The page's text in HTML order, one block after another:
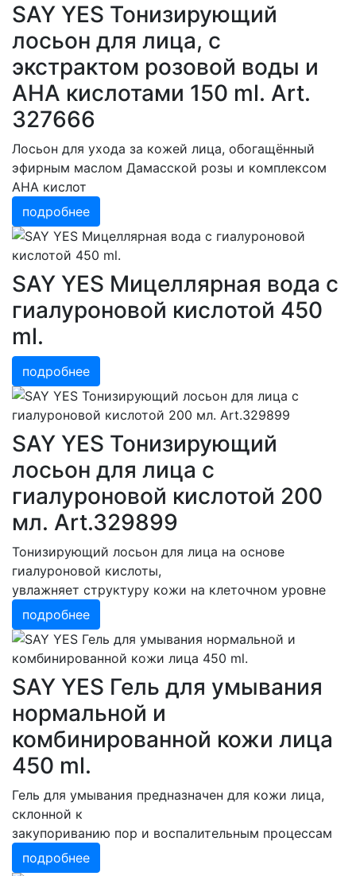
SAY YES Тонизирующий
лосьон для лица, c
экстрактом розовой воды и
АНА кислотами 150 ml. Art.
327666
Лосьон для ухода за кожей лица, обогащённый
эфирным маслом Дамасской розы и комплексом
AHA кислот
подробнее
SAY YES Мицеллярная вода с
гиалуроновой кислотой 450
ml.
подробнее
SAY YES Тонизирующий
лосьон для лица с
гиалуроновой кислотой 200
мл. Art.329899
Тонизирующий лосьон для лица на основе
гиалуроновой кислоты,
увлажняет структуру кожи на клеточном уровне
подробнее
SAY YES Гель для умывания
нормальной и
комбинированной кожи лица
450 ml.
Гель для умывания предназначен для кожи лица,
склонной к
закупориванию пор и воспалительным процессам
подробнее